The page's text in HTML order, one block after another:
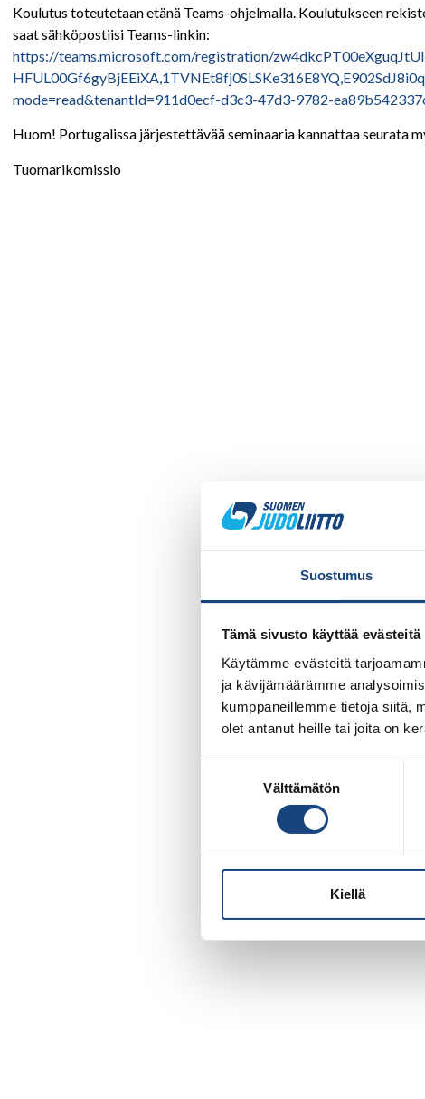
Suostumus
Tämä sivusto käyttää evästeitä
Käytämme evästeitä
ja kävijämäärämme
kumppaneillemme tietoja siitä,
olet antanut heille tai joita on
Välttämätön
Kiellä
Koulutus toteutetaan etänä Teams-ohjelmalla. Koulutukseen
saat sähköpostiisi Teams-linkin:
https://teams.microsoft.com/registration/
mode=read&tenantId=911d0ecf-d3c3-47d3-9782-
Huom! Portugalissa järjestettävää seminaaria kannattaa seurata
Tuomarikomissio